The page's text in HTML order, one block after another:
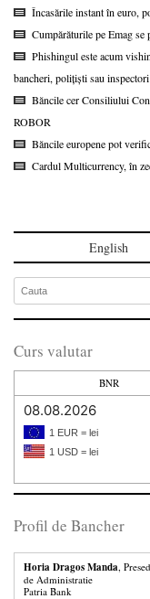
Încasările instant în euro,
Cumpărăturile pe Emag
Phishingul este acum
bancheri, polițiști sau
Băncile cer Consiliului
ROBOR
Băncile europene pot
Cardul Multicurrency, în
English
Curs valutar
BNR
08.08.2026
1 EUR = lei
1 USD = lei
Profil de Bancher
Horia Dragos Manda ,
de Administratie
Patria Bank